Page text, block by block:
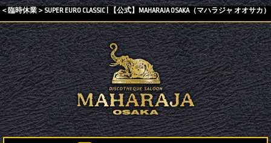
＜臨時休業＞SUPER EURO CLASSIC | 【公式】MAHARAJA OSAKA（マハラジャ オオサカ）